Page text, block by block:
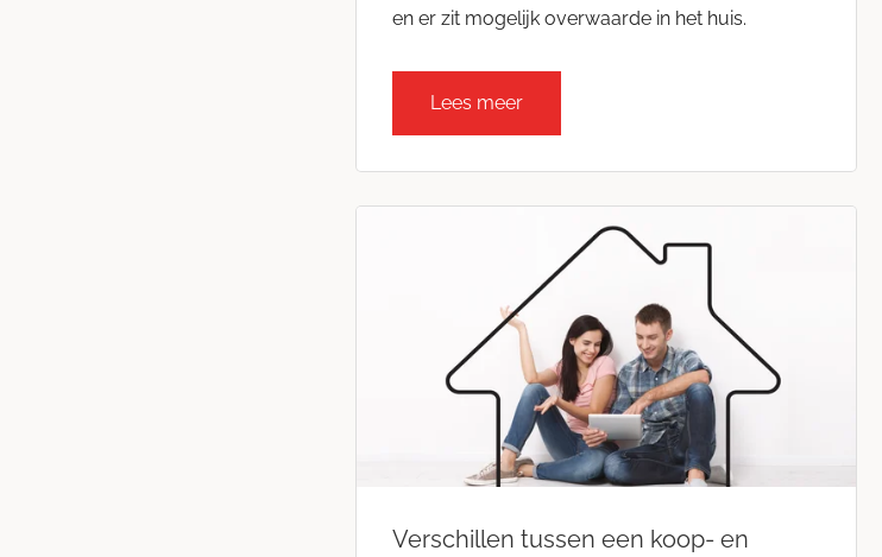
en er zit mogelijk overwaarde in het huis.
Lees meer
Verschillen tussen een koop- en